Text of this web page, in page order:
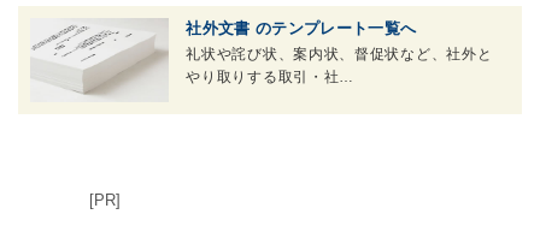
社外文書 のテンプレート一覧へ
礼状や詫び状、案内状、督促状など、社外と
やり取りする取引・社…
[PR]